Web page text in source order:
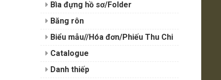
Bìa đựng hồ sơ/Folder
Băng rôn
Biểu mẫu//Hóa đơn/Phiếu Thu Chi
Catalogue
Danh thiếp